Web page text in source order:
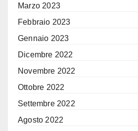
Marzo 2023
Febbraio 2023
Gennaio 2023
Dicembre 2022
Novembre 2022
Ottobre 2022
Settembre 2022
Agosto 2022